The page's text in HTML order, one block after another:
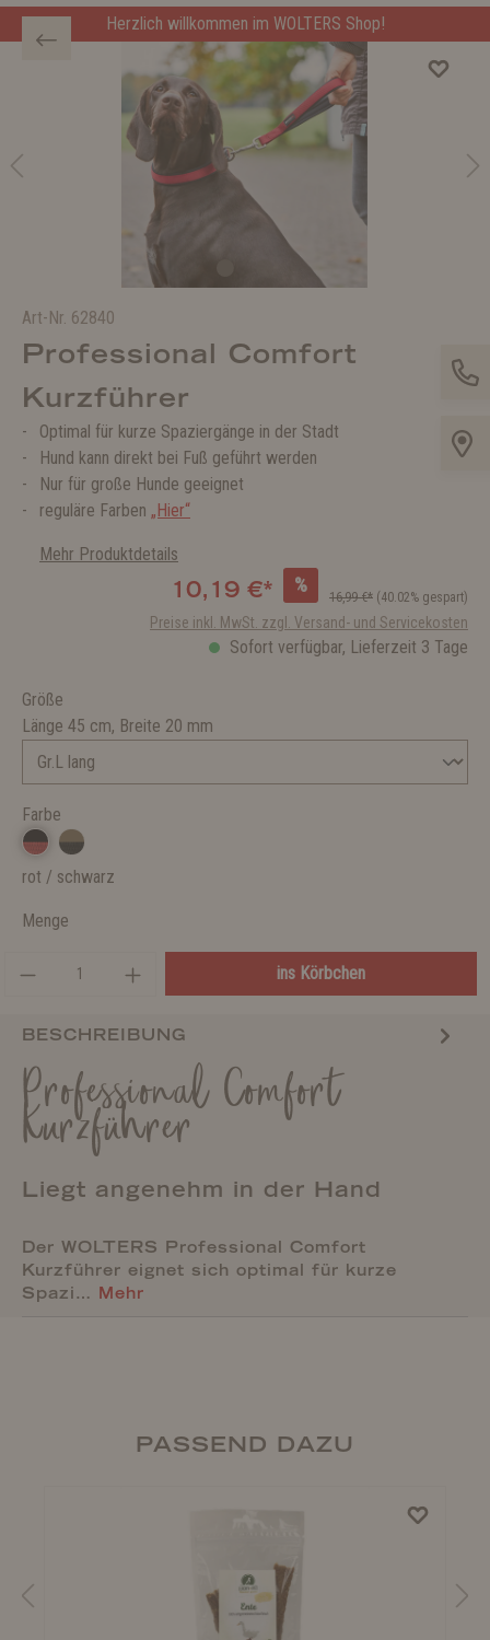
Herzlich willkommen im WOLTERS Shop!
Art-Nr. 62840
Professional Comfort
Kurzführer
Optimal für kurze Spaziergänge in der Stadt
Hund kann direkt bei Fuß geführt werden
Nur für große Hunde geeignet
reguläre Farben „Hier“
Mehr Produktdetails
10,19 €* %
16,99 €* (40.02% gespart)
Preise inkl. MwSt. zzgl. Versand- und Servicekosten
Sofort verfügbar, Lieferzeit 3 Tage
Größe
Länge 45 cm, Breite 20 mm
Farbe
rot / schwarz
Menge
ins Körbchen
BESCHREIBUNG
Professional Comfort
Kurzführer
Liegt angenehm in der Hand
Der WOLTERS Professional Comfort
Kurzführer eignet sich optimal für kurze
Spazi… Mehr
PASSEND DAZU